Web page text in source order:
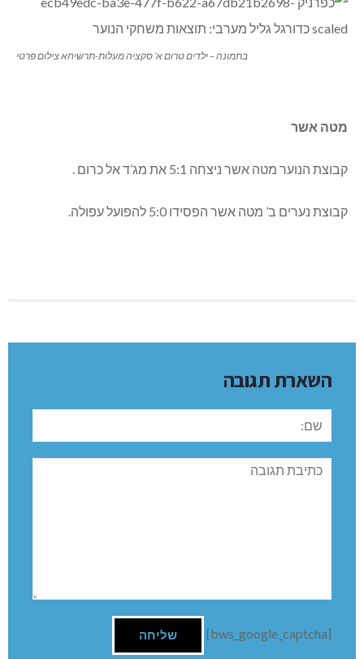
בתמונה – ילדים טרום א’ סקציה מעלות-תרשיחא צילום פרטי
מטה אשר
קבוצת הנוער מטה אשר ניצחה 5:1 את מג’ד אל כרום .
קבוצת נערים ב’ מטה אשר הפסידו 5:0 להפועל עפולה.
השארת תגובה
שם:
תגובה
[bws_google_captcha]